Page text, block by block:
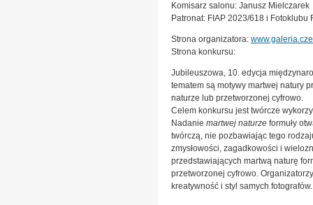
Komisarz salonu: Janusz Mielczarek
Patronat: FIAP 2023/618 i Fotoklubu
Strona organizatora:
Strona konkursu:
Jubileuszowa, 10. edycja
tematem są motywy martwej natury
naturze lub przetworzonej cyfrowo.
Celem konkursu jest twórcze
Nadanie martwej naturze formuły
twórczą, nie pozbawiając tego
zmysłowości, zagadkowości i
przedstawiających martwą naturę
przetworzonej cyfrowo.
kreatywność i styl samych fotografów.